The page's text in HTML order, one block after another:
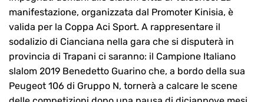
manifestazione, organizzata dal Promoter Kinisia, è
valida per la Coppa Aci Sport. A rappresentare il
sodalizio di Cianciana nella gara che si disputerà in
provincia di Trapani ci saranno: il Campione Italiano
slalom 2019 Benedetto Guarino che, a bordo della sua
Peugeot 106 di Gruppo N, tornerà a calcare le scene